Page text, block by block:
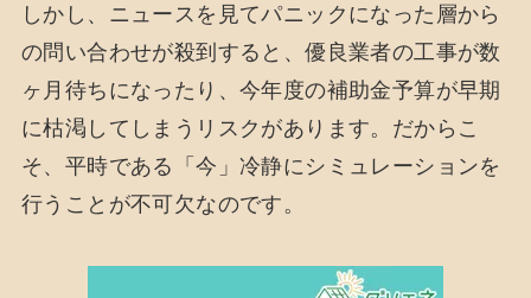
しかし、ニュースを見てパニックになった層から
の問い合わせが殺到すると、優良業者の工事が数
ヶ月待ちになったり、今年度の補助金予算が早期
に枯渇してしまうリスクがあります。だからこ
そ、平時である「今」冷静にシミュレーションを
行うことが不可欠なのです。